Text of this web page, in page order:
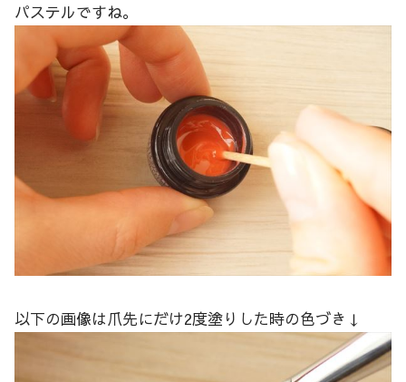
パステルですね。
以下の画像は爪先にだけ2度塗りした時の色づき↓